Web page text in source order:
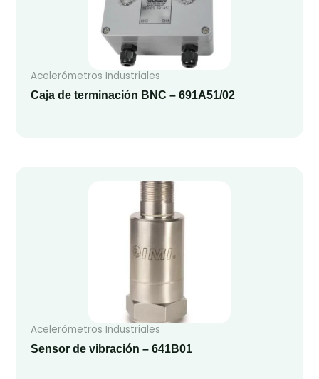
Acelerómetros Industriales
Caja de terminación BNC – 691A51/02
Acelerómetros Industriales
Sensor de vibración – 641B01